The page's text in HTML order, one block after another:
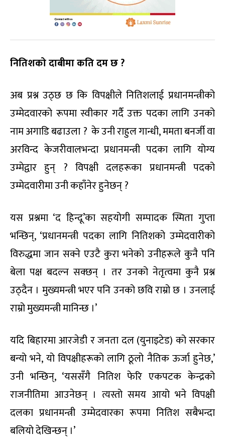
नितिशको दाबीमा कतिदमछ ?
अब प्रश्न उठ्छ छ कि विपक्षीले नितिशलाई प्रधानमन्त्रीको
उम्मेदवारको रूपमा स्वीकार गर्दै उक्त पदका लागि उनको
नाम अगाडि बढाउला ? के उनी राहुल गान्धी, ममता बनर्जी वा
अरविन्द केजरीवालभन्दा प्रधानमन्त्री पदका लागि योग्य
उम्मेद्वार हुन् ? विपक्षी दलहरूका प्रधानमन्त्री पदको
उम्मेदवारीमा उनी कहाँनेर हुनेछन् ?
यस प्रश्नमा ‘द हिन्दू’का सहयोगी सम्पादक स्मिता गुप्ता
भन्छिन्, ‘प्रधानमन्त्री पदका लागि नितिशको उम्मेदवारीको
विरुद्धमा जान सक्ने एउटै कुरा भनेको उनीहरूले कुनै पनि
बेला पक्ष बदल्न सक्छन् । तर उनको नेतृत्वमा कुनै प्रश्न
उठ्दैन । मुख्यमन्त्री भएर पनि उनको छवि राम्रो छ । उनलाई
राम्रो मुख्यमन्त्री मानिन्छ ।’
यदि बिहारमा आरजेडी र जनता दल (युनाइटेड) को सरकार
बन्यो भने, यो विपक्षीहरूको लागि ठूलो नैतिक ऊर्जा हुनेछ,’
उनी भन्छिन्, ‘यससँगै नितिश फेरि एकपटक केन्द्रको
राजनीतिमा आउनेछन् । त्यस्तो समय आयो भने विपक्षी
दलका प्रधानमन्त्री उम्मेदवारका रूपमा नितिश सबैभन्दा
बलियो देखिन्छन् ।’